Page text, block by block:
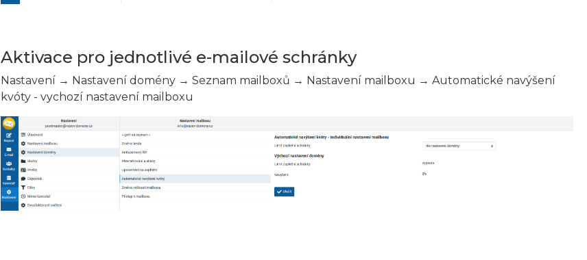
Aktivace pro jednotlivé e-mailové schránky
Nastavení → Nastavení domény → Seznam mailboxů → Nastavení mailboxu → Automatické navýšení
kvóty - vychozí nastavení mailboxu